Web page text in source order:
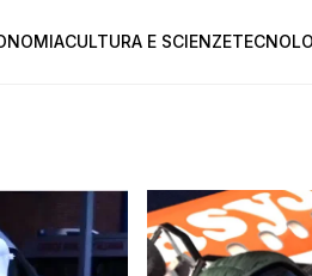
CULTURA E SCIENZE